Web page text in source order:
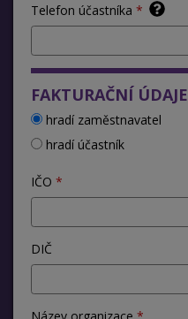
Telefon účastníka
FAKTURAČNÍ ÚDAJE
hradí zaměstnavatel
hradí účastník
IČO
DIČ
Název organizace